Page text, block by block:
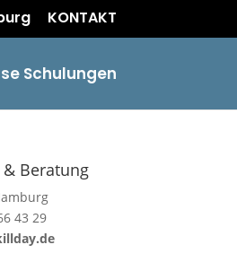
KONTAKT
Schulungen
Beratung
43 29